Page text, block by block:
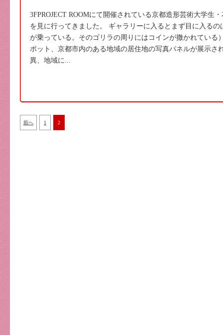
3FPROJECT ROOMにて開催されている京都造形芸術大学生
を見に行ってきました。 ギャラリーに入るとまず目に入る
が乗っている。そのゴリラの周りにはコインが撒かれている
ポット、京都市内のある地域の居住地の写真パネルが展示さ
異、地域に...
前へ 1 2